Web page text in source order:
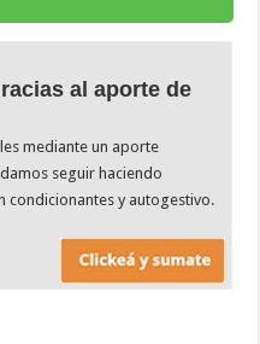
al aporte de
mediante un aporte
seguir haciendo
condicionantes y autogestivo.